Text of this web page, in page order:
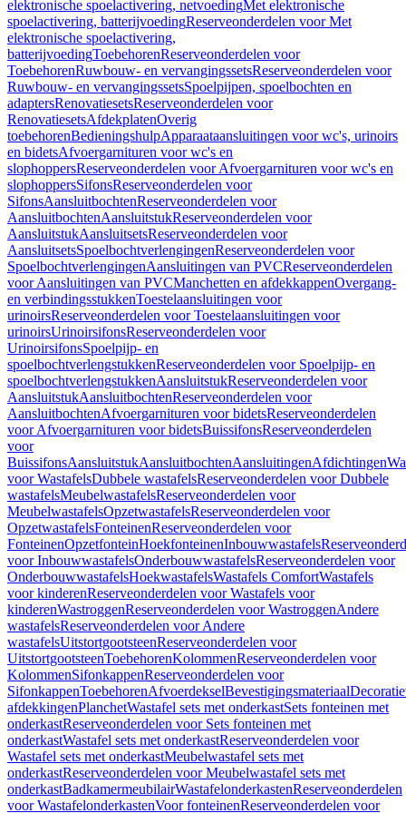
elektronische spoelactivering, netvoedingMet elektronische
spoelactivering, batterijvoedingReserveonderdelen voor Met
elektronische spoelactivering,
batterijvoedingToebehorenReserveonderdelen voor
ToebehorenRuwbouw- en vervangingssetsReserveonderdelen voor
Ruwbouw- en vervangingssetsSpoelpijpen, spoelbochten en
adaptersRenovatiesetsReserveonderdelen voor
RenovatiesetsAfdekplatenOverig
toebehorenBedieningshulpApparaataansluitingen voor wc's, urinoirs
en bidetsAfvoergarnituren voor wc's en
slophoppersReserveonderdelen voor Afvoergarnituren voor wc's en
slophoppersSifonsReserveonderdelen voor
SifonsAansluitbochtenReserveonderdelen voor
AansluitbochtenAansluitstukReserveonderdelen voor
AansluitstukAansluitsetsReserveonderdelen voor
AansluitsetsSpoelbochtverlengingenReserveonderdelen voor
SpoelbochtverlengingenAansluitingen van PVCReserveonderdelen
voor Aansluitingen van PVCManchetten en afdekkappenOvergang-
en verbindingsstukkenToestelaansluitingen voor
urinoirsReserveonderdelen voor Toestelaansluitingen voor
urinoirsUrinoirsifonsReserveonderdelen voor
UrinoirsifonsSpoelpijp- en
spoelbochtverlengstukkenReserveonderdelen voor Spoelpijp- en
spoelbochtverlengstukkenAansluitstukReserveonderdelen voor
AansluitstukAansluitbochtenReserveonderdelen voor
AansluitbochtenAfvoergarnituren voor bidetsReserveonderdelen
voor Afvoergarnituren voor bidetsBuissifonsReserveonderdelen
voor
BuissifonsAansluitstukAansluitbochtenAansluitingenAfdichtingen
voor WastafelsDubbele wastafelsReserveonderdelen voor Dubbele
wastafelsMeubelwastafelsReserveonderdelen voor
MeubelwastafelsOpzetwastafelsReserveonderdelen voor
OpzetwastafelsFonteinenReserveonderdelen voor
FonteinenOpzetfonteinHoekfonteinenInbouwwastafels
voor InbouwwastafelsOnderbouwwastafelsReserveonderdelen voor
OnderbouwwastafelsHoekwastafelsWastafels ComfortWastafels
voor kinderenReserveonderdelen voor Wastafels voor
kinderenWastroggenReserveonderdelen voor WastroggenAndere
wastafelsReserveonderdelen voor Andere
wastafelsUitstortgootsteenReserveonderdelen voor
UitstortgootsteenToebehorenKolommenReserveonderdelen voor
KolommenSifonkappenReserveonderdelen voor
SifonkappenToebehorenAfvoerdekselBevestigingsmateriaal
afdekkingenPlanchetWastafel sets met onderkastSets fonteinen met
onderkastReserveonderdelen voor Sets fonteinen met
onderkastWastafel sets met onderkastReserveonderdelen voor
Wastafel sets met onderkastMeubelwastafel sets met
onderkastReserveonderdelen voor Meubelwastafel sets met
onderkastBadkamermeubilairWastafelonderkastenReserveonderdelen
voor WastafelonderkastenVoor fonteinenReserveonderdelen voor